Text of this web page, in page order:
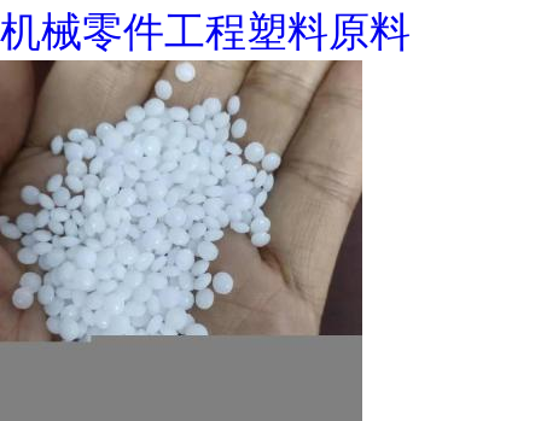
机械零件工程塑料原料